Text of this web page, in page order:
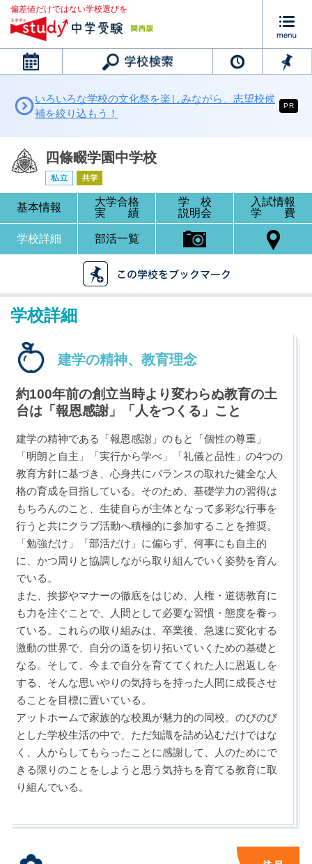
偏差値だけではない学校選びを
カレンダー
最近見た学校
四條畷学園中学校
ブックマークした学校
ブックマークした学校はありません
いろいろな学校の文化祭を楽しみながら、志望校候
補を絞り込もう！
PR
四條畷学園中学校
基本情報
大学合格
実 績
学 校
説明会
入試情報
学 費
学校詳細 部活一覧
学校詳細
建学の精神、教育理念
約100年前の創立当時より変わらぬ教育の土
台は「報恩感謝」「人をつくる」こと
建学の精神である「報恩感謝」のもと「個性の尊重」
「明朗と自主」「実行から学べ」「礼儀と品性」の4つの
教育方針に基づき、心身共にバランスの取れた健全な人
格の育成を目指している。そのため、基礎学力の習得は
もちろんのこと、生徒自らが主体となって多彩な行事を
行うと共にクラブ活動へ積極的に参加することを推奨。
「勉強だけ」「部活だけ」に偏らず、何事にも自主的
に、かつ周りと協調しながら取り組んでいく姿勢を育ん
でいる。
また、挨拶やマナーの徹底をはじめ、人権・道徳教育に
も力を注ぐことで、人間として必要な習慣・態度を養っ
ている。これらの取り組みは、卒業後、急速に変化する
激動の世界で、自分の道を切り拓いていくための基礎と
なる。そして、今まで自分を育ててくれた人に恩返しを
する、そんな思いやりの気持ちを持った人間に成長させ
ることを目標に置いている。
アットホームで家族的な校風が魅力的の同校。のびのび
とした学校生活の中で、ただ知識を詰め込むだけではな
く、人からしてもらったことに感謝して、人のためにで
きる限りのことをしようと思う気持ちを育てる教育に取
り組んでいる。